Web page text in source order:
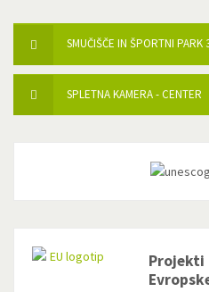
SMUČIŠČE IN ŠPORTNI PARK
SPLETNA KAMERA - CENTER
Projekti